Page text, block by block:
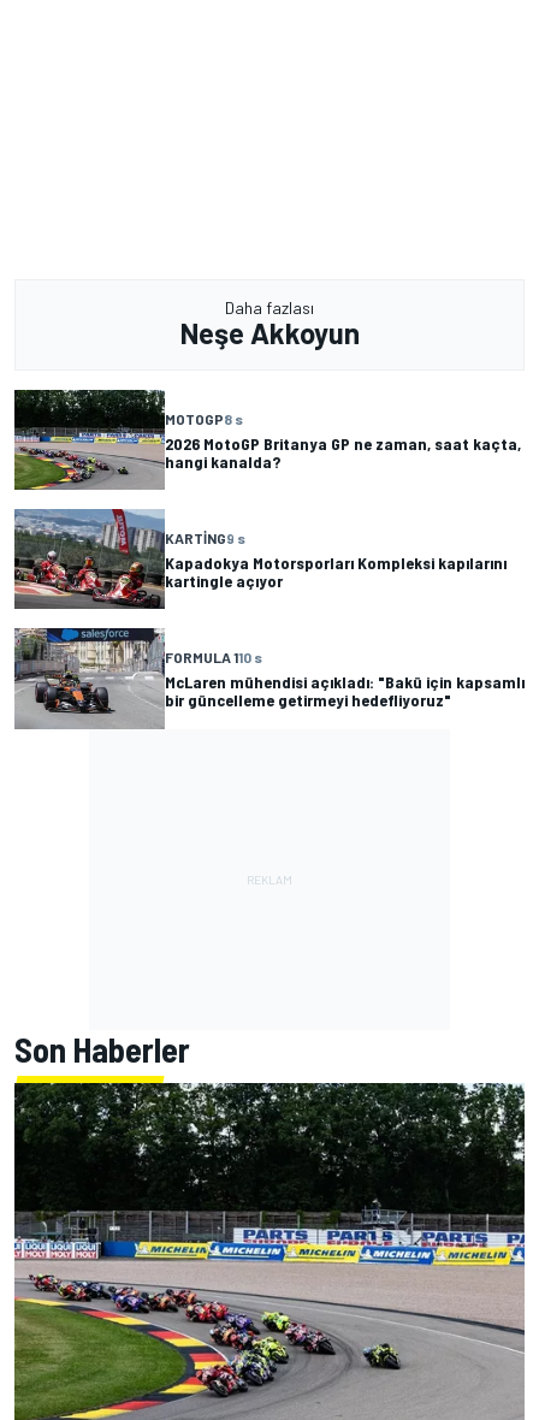
Daha fazlası
Neşe Akkoyun
MOTOGP8 s
2026 MotoGP Britanya GP ne zaman, saat kaçta,
hangi kanalda?
KARTING9 s
Kapadokya Motorsporları Kompleksi kapılarını
kartingle açıyor
FORMULA 110 s
McLaren mühendisi açıkladı: "Bakü için kapsamlı
bir güncelleme getirmeyi hedefliyoruz"
Son Haberler